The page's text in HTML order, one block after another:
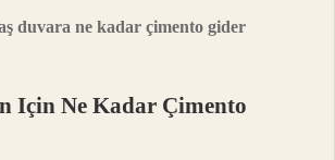
duvara ne kadar çimento gider
Için Ne Kadar Çimento